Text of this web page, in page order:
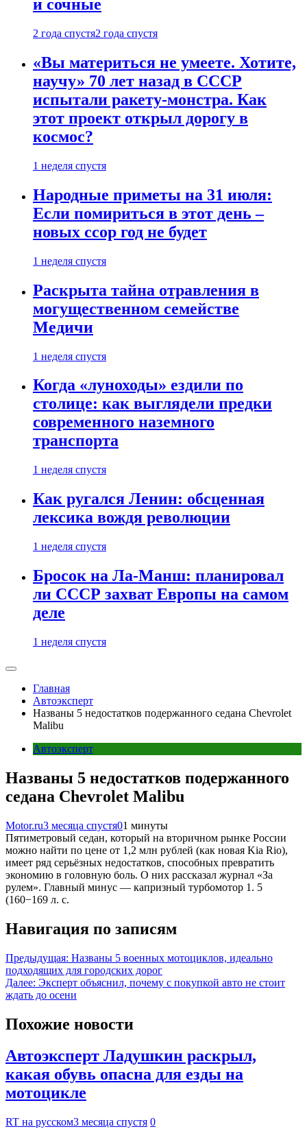
и сочные
2 года спустя2 года спустя
«Вы материться не умеете. Хотите,
научу» 70 лет назад в СССР
испытали ракету-монстра. Как
этот проект открыл дорогу в
космос?
1 неделя спустя
Народные приметы на 31 июля:
Если помириться в этот день –
новых ссор год не будет
1 неделя спустя
Раскрыта тайна отравления в
могущественном семействе
Медичи
1 неделя спустя
Когда «луноходы» ездили по
столице: как выглядели предки
современного наземного
транспорта
1 неделя спустя
Как ругался Ленин: обсценная
лексика вождя революции
1 неделя спустя
Бросок на Ла-Манш: планировал
ли СССР захват Европы на самом
деле
1 неделя спустя
Главная
Автоэксперт
Названы 5 недостатков подержанного седана Chevrolet
Malibu
Автоэксперт
Названы 5 недостатков подержанного
седана Chevrolet Malibu
Motor.ru3 месяца спустя01 минуты
Пятиметровый седан, который на вторичном рынке России
можно найти по цене от 1,2 млн рублей (как новая Kia Rio),
имеет ряд серьёзных недостатков, способных превратить
экономию в головную боль. О них рассказал журнал «За
рулем». Главный минус — капризный турбомотор 1. 5
(160−169 л. с.
Навигация по записям
Предыдущая: Названы 5 военных мотоциклов, идеально
подходящих для городских дорог
Далее: Эксперт объяснил, почему с покупкой авто не стоит
ждать до осени
Похожие новости
Автоэксперт Ладушкин раскрыл,
какая обувь опасна для езды на
мотоцикле
RT на русском3 месяца спустя 0